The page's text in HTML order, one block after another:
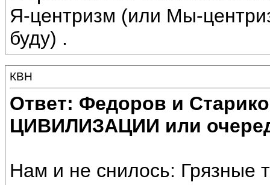
Я-центризм (или Мы-
буду) .
КВН
Ответ: Федоров и
ЦИВИЛИЗАЦИИ или
Нам и не снилось: Грязные